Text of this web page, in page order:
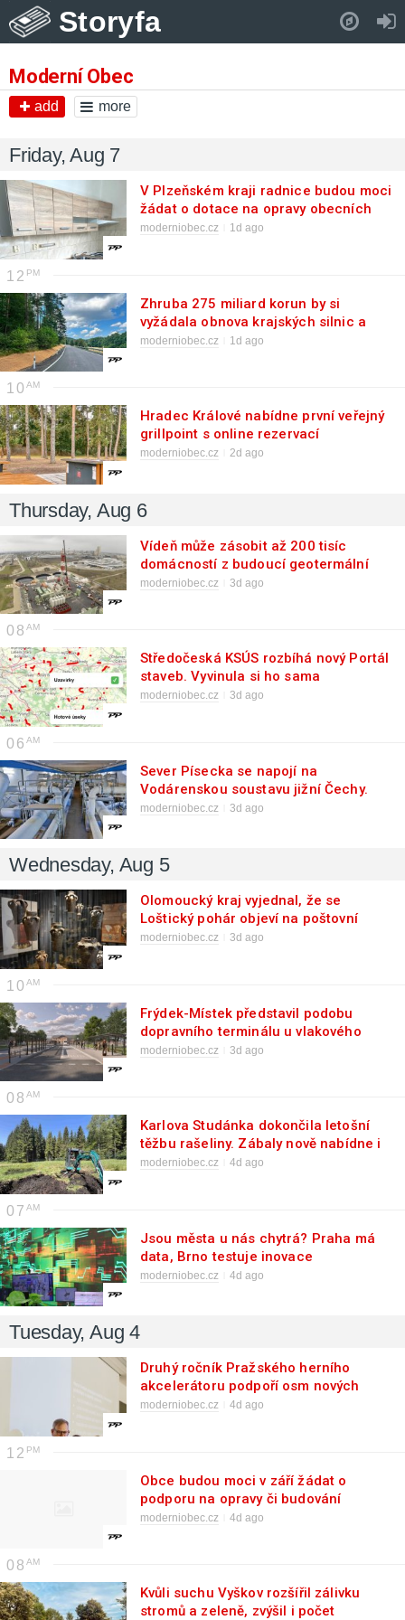
Storyfa
Moderní Obec
add more
Friday, Aug 7
V Plzeňském kraji radnice budou moci
žádat o dotace na opravy obecních
bytů. Podpora zamíří do sídel s
moderniobec.cz 1d ago
12
Zhruba 275 miliard korun by si
vyžádala obnova krajských silnic a
mostů. Poté, co na ni letos SFDI
moderniobec.cz 1d ago
10
Hradec Králové nabídne první veřejný
grillpoint s online rezervací
moderniobec.cz 2d ago
Thursday, Aug 6
Vídeň může zásobit až 200 tisíc
domácností z budoucí geotermální
teplárny
moderniobec.cz 3d ago
08
Středočeská KSÚS rozbíhá nový Portál
staveb. Vyvinula si ho sama
moderniobec.cz 3d ago
06
Sever Písecka se napojí na
Vodárenskou soustavu jižní Čechy.
Staví se vodovod z Krsic do Mirovic
moderniobec.cz 3d ago
Wednesday, Aug 5
Olomoucký kraj vyjednal, že se
Loštický pohár objeví na poštovní
známce
moderniobec.cz 3d ago
10
Frýdek-Místek představil podobu
dopravního terminálu u vlakového
nádraží
moderniobec.cz 3d ago
08
Karlova Studánka dokončila letošní
těžbu rašeliny. Zábaly nově nabídne i
samoplátcům
moderniobec.cz 4d ago
07
Jsou města u nás chytrá? Praha má
data, Brno testuje inovace
moderniobec.cz 4d ago
Tuesday, Aug 4
Druhý ročník Pražského herního
akcelerátoru podpoří osm nových
projektů
moderniobec.cz 4d ago
12
Obce budou moci v září žádat o
podporu na opravy či budování
vodních nádrží
moderniobec.cz 4d ago
08
Kvůli suchu Vyškov rozšířil zálivku
stromů a zeleně, zvýšil i počet
Pull down to refresh..